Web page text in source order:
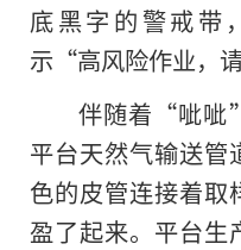
底黑字的警戒带
示“高风险作业，
伴随着“呲呲
平台天然气输送管
色的皮管连接着取
盈了起来。平台生